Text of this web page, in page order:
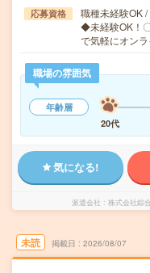
応募資格
職種未経験OK
◆未経験OK！
で気軽にオン
職場の雰囲気
年齢層
20代
気になる!
派遣会社 株式会社綜
未読 掲載日 2026/08/07